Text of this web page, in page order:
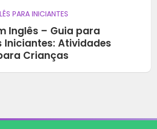
PARA INICIANTES
Inglês – Guia para
Iniciantes: Atividades
Crianças